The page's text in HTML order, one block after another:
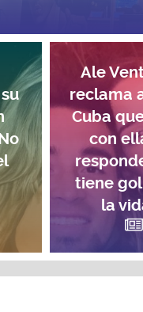
Ale
reclama
Cuba
con
tiene
la